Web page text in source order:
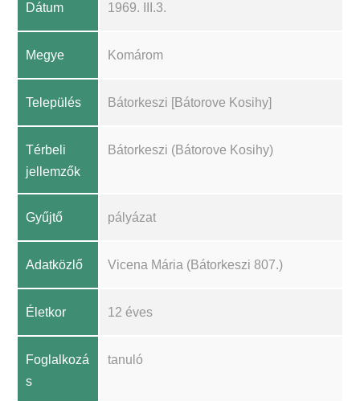
Dátum 1969. III.3.
Megye Komárom
Település Bátorkeszi [Bátorove Kosihy]
Térbeli
jellemzők
Bátorkeszi (Bátorove Kosihy)
Gyűjtő pályázat
Adatközlő Vicena Mária (Bátorkeszi 807.)
Életkor 12 éves
Foglalkozá
s
tanuló